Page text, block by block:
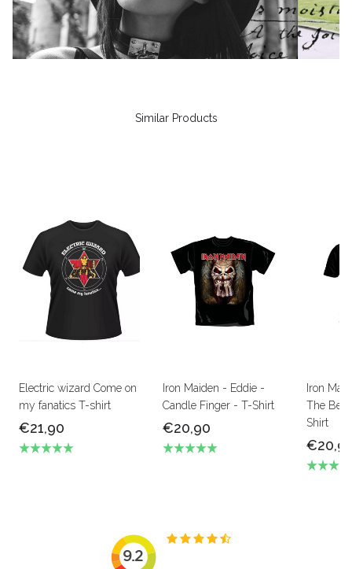
Similar Products
Electric wizard Come on
my fanatics T-shirt
€21,90
Iron Maiden - Eddie -
Candle Finger - T-Shirt
€20,90
Iron
The
Shirt